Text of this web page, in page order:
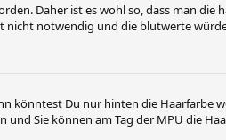
Daher ist es wohl so, dass man
nicht notwendig und die blutwerte
könntest Du nur hinten die Haarfarbe
Sie können am Tag der MPU die